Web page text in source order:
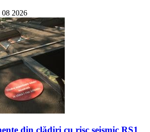
08 2026
din clădiri cu risc seismic RS1